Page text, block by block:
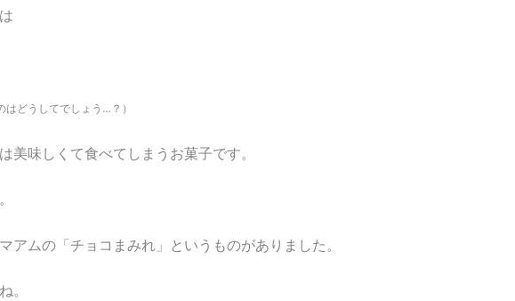
はどうしてでしょう…？）
美味しくて食べてしまうお菓子です。
アムの「チョコまみれ」というものがありました。
。